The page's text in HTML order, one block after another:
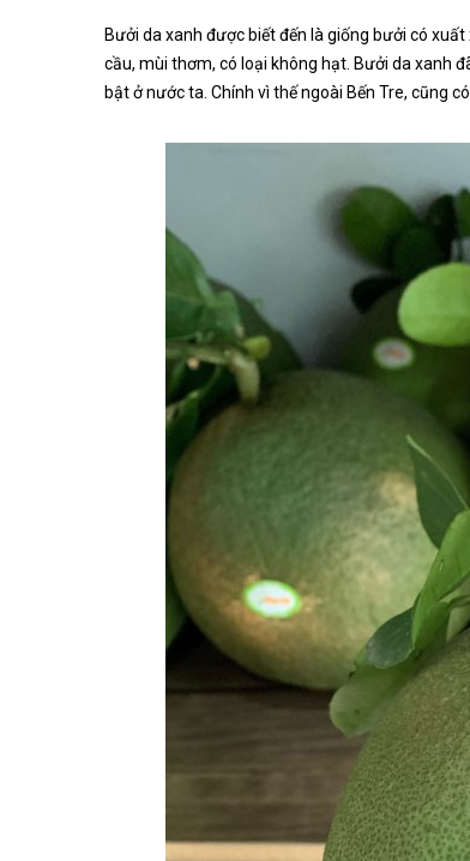
Bưởi da xanh được biết đến là giống bưởi có xuất
cầu, mùi thơm, có loại không hạt. Bưởi da xanh
bật ở nước ta. Chính vì thế ngoài Bến Tre, cũng